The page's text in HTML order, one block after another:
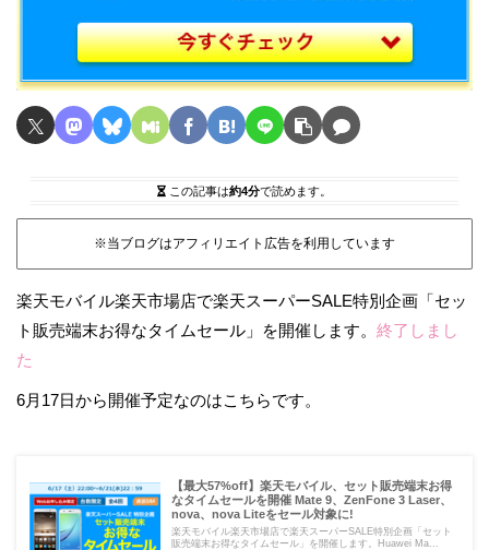
この記事は約4分で読めます。
※当ブログはアフィリエイト広告を利用しています
楽天モバイル楽天市場店で楽天スーパーSALE特別企画「セッ
ト販売端末お得なタイムセール」を開催します。 終了しまし
た
6月17日から開催予定なのはこちらです。
【最大57%off】楽天モバイル、セット販売端末お得
なタイムセールを開催 Mate 9、ZenFone 3 Laser、
nova、nova Liteをセール対象に!
楽天モバイル楽天市場店で楽天スーパーSALE特別企画「セット
販売端末お得なタイムセール」を開催します。Huawei Ma...